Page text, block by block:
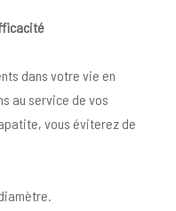
dans votre vie en
au service de vos
vous éviterez de